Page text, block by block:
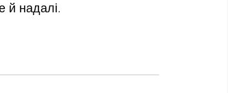
й надалі.